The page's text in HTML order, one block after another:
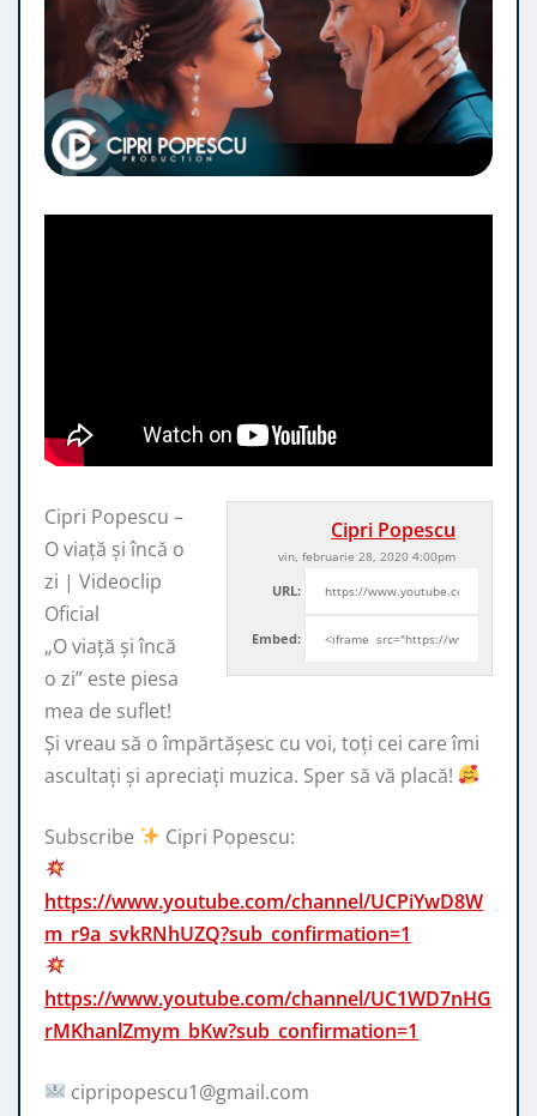
Cipri Popescu
vin, februarie 28, 2020 4:00pm
URL:
Embed:
Cipri Popescu –
O viață și încă o
zi | Videoclip
Oficial
„O viaţă şi încă
o zi” este piesa
mea de suflet!
Şi vreau să o împărtăşesc cu voi, toţi cei care îmi
ascultaţi şi apreciaţi muzica. Sper să vă placă!
Subscribe Cipri Popescu:
https://www.youtube.com/channel/UCPiYwD8W
m_r9a_svkRNhUZQ?sub_confirmation=1
https://www.youtube.com/channel/UC1WD7nHG
rMKhanlZmym_bKw?sub_confirmation=1
cipripopescu1@gmail.com